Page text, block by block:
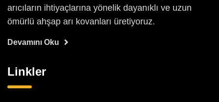
arıcıların ihtiyaçlarına yönelik dayanıklı ve uzun
ömürlü ahşap arı kovanları üretiyoruz.
Devamını Oku
Linkler